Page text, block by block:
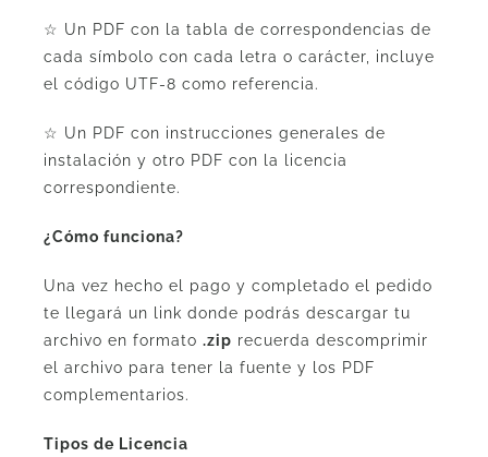
☆ Un PDF con la tabla de correspondencias de
cada símbolo con cada letra o carácter, incluye
el código UTF-8 como referencia.
☆ Un PDF con instrucciones generales de
instalación y otro PDF con la licencia
correspondiente.
¿Cómo funciona?
Una vez hecho el pago y completado el pedido
te llegará un link donde podrás descargar tu
archivo en formato .zip recuerda descomprimir
el archivo para tener la fuente y los PDF
complementarios.
Tipos de Licencia